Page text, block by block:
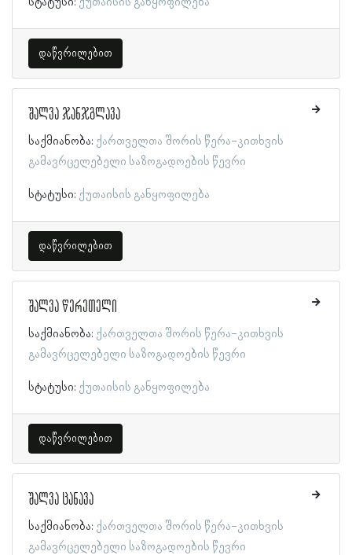
დაწვრილებით
შალვა ჯანჯგლავა
საქმიანობა: ქართველთა შორის წერა-კითხვის
გამავრცელებელი საზოგადოების წევრი
სტატუსი: ქუთაისის განყოფილება
დაწვრილებით
შალვა წერეთელი
საქმიანობა: ქართველთა შორის წერა-კითხვის
გამავრცელებელი საზოგადოების წევრი
სტატუსი: ქუთაისის განყოფილება
დაწვრილებით
შალვა ცანავა
საქმიანობა: ქართველთა შორის წერა-კითხვის
გამავრცელებელი საზოგადოების წევრი